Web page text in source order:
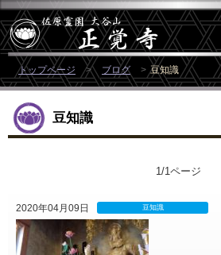
トップページ ブログ 豆知識
豆知識
1/1ページ
2020年04月09日 豆知識